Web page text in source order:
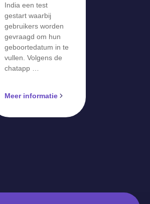
India een test
gestart waarbij
gebruikers worden
gevraagd om hun
geboortedatum in te
vullen. Volgens de
chatapp …
Meer informatie